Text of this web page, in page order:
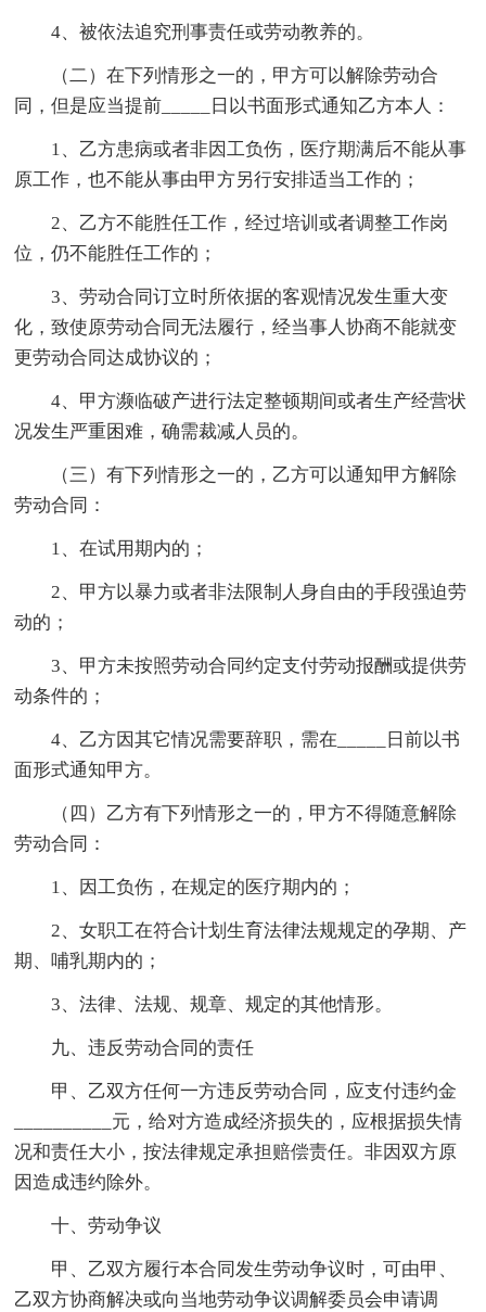
4、被依法追究刑事责任或劳动教养的。
（二）在下列情形之一的，甲方可以解除劳动合
同，但是应当提前_____日以书面形式通知乙方本人：
1、乙方患病或者非因工负伤，医疗期满后不能从事
原工作，也不能从事由甲方另行安排适当工作的；
2、乙方不能胜任工作，经过培训或者调整工作岗
位，仍不能胜任工作的；
3、劳动合同订立时所依据的客观情况发生重大变
化，致使原劳动合同无法履行，经当事人协商不能就变
更劳动合同达成协议的；
4、甲方濒临破产进行法定整顿期间或者生产经营状
况发生严重困难，确需裁减人员的。
（三）有下列情形之一的，乙方可以通知甲方解除
劳动合同：
1、在试用期内的；
2、甲方以暴力或者非法限制人身自由的手段强迫劳
动的；
3、甲方未按照劳动合同约定支付劳动报酬或提供劳
动条件的；
4、乙方因其它情况需要辞职，需在_____日前以书
面形式通知甲方。
（四）乙方有下列情形之一的，甲方不得随意解除
劳动合同：
1、因工负伤，在规定的医疗期内的；
2、女职工在符合计划生育法律法规规定的孕期、产
期、哺乳期内的；
3、法律、法规、规章、规定的其他情形。
九、违反劳动合同的责任
甲、乙双方任何一方违反劳动合同，应支付违约金
__________元，给对方造成经济损失的，应根据损失情
况和责任大小，按法律规定承担赔偿责任。非因双方原
因造成违约除外。
十、劳动争议
甲、乙双方履行本合同发生劳动争议时，可由甲、
乙双方协商解决或向当地劳动争议调解委员会申请调